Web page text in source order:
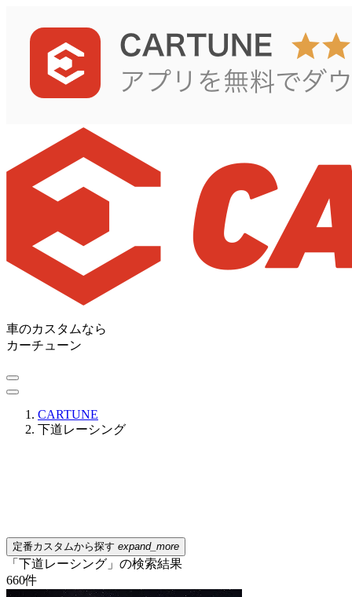
車のカスタムなら
カーチューン
CARTUNE
下道レーシング
定番カスタムから探す expand_more
「下道レーシング」の検索結果
660件